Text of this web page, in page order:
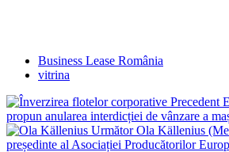
Business Lease România
vitrina
Precedent
propun anularea interdicției de vânzare a
Următor Ola Källenius
președinte al Asociației Producătorilor